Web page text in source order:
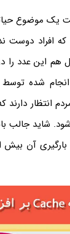
یک موضوع
افراد دوست